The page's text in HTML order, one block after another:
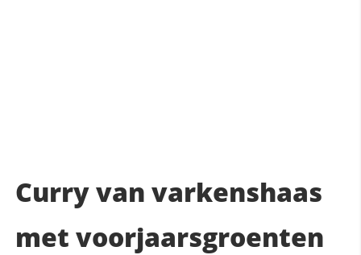
Curry van varkenshaas
met voorjaarsgroenten